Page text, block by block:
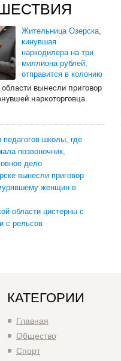
Жительница Озерска,
кинувшая
наркодилера на три
миллиона рублей,
отправится в колонию
вынесли приговор
наркоторговца.
педагогов школы, где
позвоночник,
дело
вынесли приговор
женщин в
области цистерны с
с рельсов
КАТЕГОРИИ
Главная
Общество
Спорт